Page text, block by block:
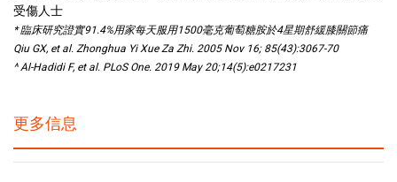
受傷人士
* 臨床研究證實91.4%用家每天服用1500毫克葡萄糖胺於4星期舒緩膝關節痛
Qiu GX, et al. Zhonghua Yi Xue Za Zhi. 2005 Nov 16; 85(43):3067-70
^ Al-Hadidi F, et al. PLoS One. 2019 May 20;14(5):e0217231
更多信息